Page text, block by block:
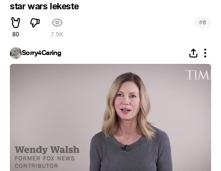
star wars lekeste
80 7.5K
#6
Sorry4Caring